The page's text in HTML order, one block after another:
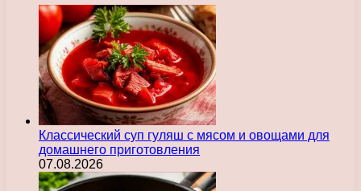
Классический суп гуляш с мясом и овощами для
домашнего приготовления
07.08.2026